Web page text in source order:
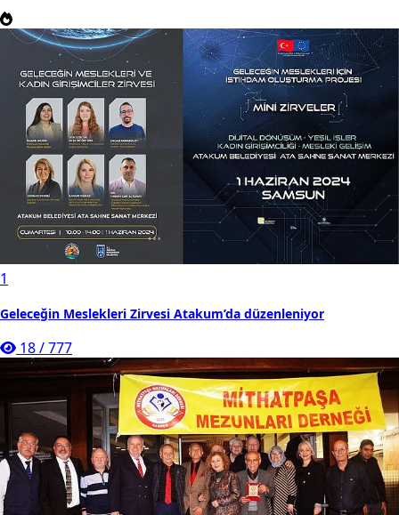
1
Geleceğin Meslekleri Zirvesi Atakum’da düzenleniyor
18/777